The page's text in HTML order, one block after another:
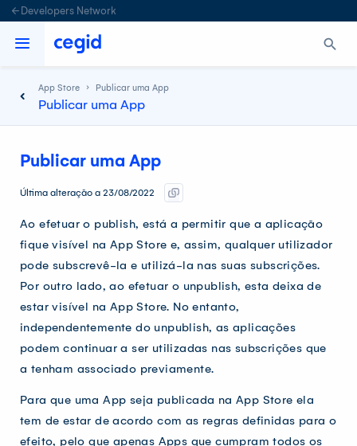
Developers Network
App Store Publicar uma App
Publicar uma App
Publicar uma App
Última alteração a 23/08/2022
Ao efetuar o publish, está a permitir que a aplicação
fique visível na App Store e, assim, qualquer utilizador
pode subscrevê-la e utilizá-la nas suas subscrições.
Por outro lado, ao efetuar o unpublish, esta deixa de
estar visível na App Store. No entanto,
independentemente do unpublish, as aplicações
podem continuar a ser utilizadas nas subscrições que
a tenham associado previamente.
Para que uma App seja publicada na App Store ela
tem de estar de acordo com as regras definidas para o
efeito, pelo que apenas Apps que cumpram todos os